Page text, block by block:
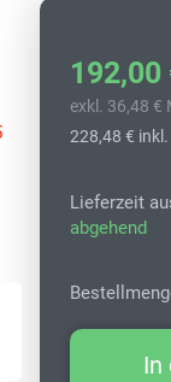
192,00
exkl. 36,48 €
228,48 €
Lieferzeit
abgehend
In